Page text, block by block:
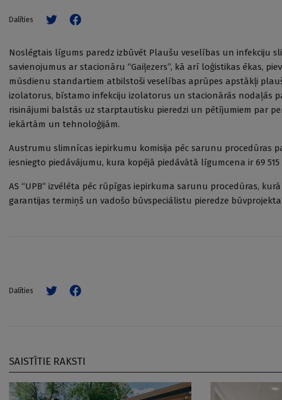
Dalīties
Noslēgtais līgums paredz izbūvēt Plaušu veselības un infekciju
savienojumus ar stacionāru “Gaiļezers”, kā arī loģistikas ēkas,
mūsdienu standartiem atbilstoši veselības aprūpes apstākļi
izolatorus, bīstamo infekciju izolatorus un stacionārās nodaļās
risinājumi balstās uz starptautisku pieredzi un pētījumiem par
iekārtām un tehnoloģijām.
Austrumu slimnīcas iepirkumu komisija pēc sarunu procedūras
iesniegto piedāvājumu, kura kopējā piedāvātā līgumcena ir 69 515
AS “UPB” izvēlēta pēc rūpīgas iepirkuma sarunu procedūras,
garantijas termiņš un vadošo būvspeciālistu pieredze
Dalīties
SAISTĪTIE RAKSTI